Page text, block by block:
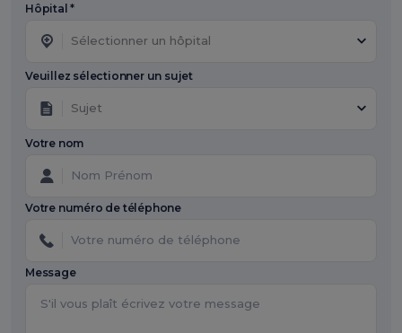
Hôpital *
Sélectionner un hôpital
Veuillez sélectionner un sujet
Sujet
Votre nom
Votre numéro de téléphone
Message